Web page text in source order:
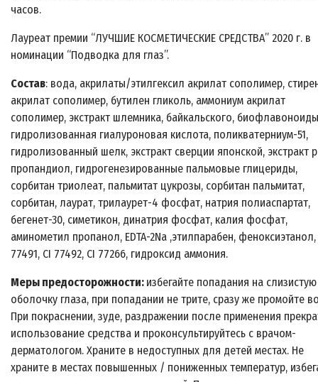
часов.
Лауреат премии “ЛУЧШИЕ КОСМЕТИЧЕСКИЕ СРЕДСТВА” 2020 г. в
номинации “Подводка для глаз”.
Состав: вода, акрилаты/этилгексил акрилат сополимер,
акрилат сополимер, бутилен гликоль, аммониум акрилат
сополимер, экстракт шлемника, байкальского,
гидролизованная гиалуроновая кислота, поликватерниум-51,
гидролизованный шелк, экстракт сверции японской, экстракт
пропандиол, гидрогенезированные пальмовые глицериды,
сорбитан триолеат, пальмитат цукрозы, сорбитан пальмитат,
сорбитан, лаурат, трилаурет-4 фосфат, натрия полиаспартат,
бегенет-30, симетикон, динатрия фосфат, калия фосфат,
аминометил пропанол, EDTA-2Na ,этилпарабен, феноксиэтанол,
77491, CI 77492, CI 77266, гидроксид аммония.
Меры предосторожности: избегайте попадания на слизистую
оболочку глаза, при попадании не трите, сразу же промойте
При покраснении, зуде, раздражении после применения
использование средства и проконсультируйтесь с врачом-
дерматологом. Храните в недоступных для детей местах. Не
храните в местах повышенных / пониженных температур,